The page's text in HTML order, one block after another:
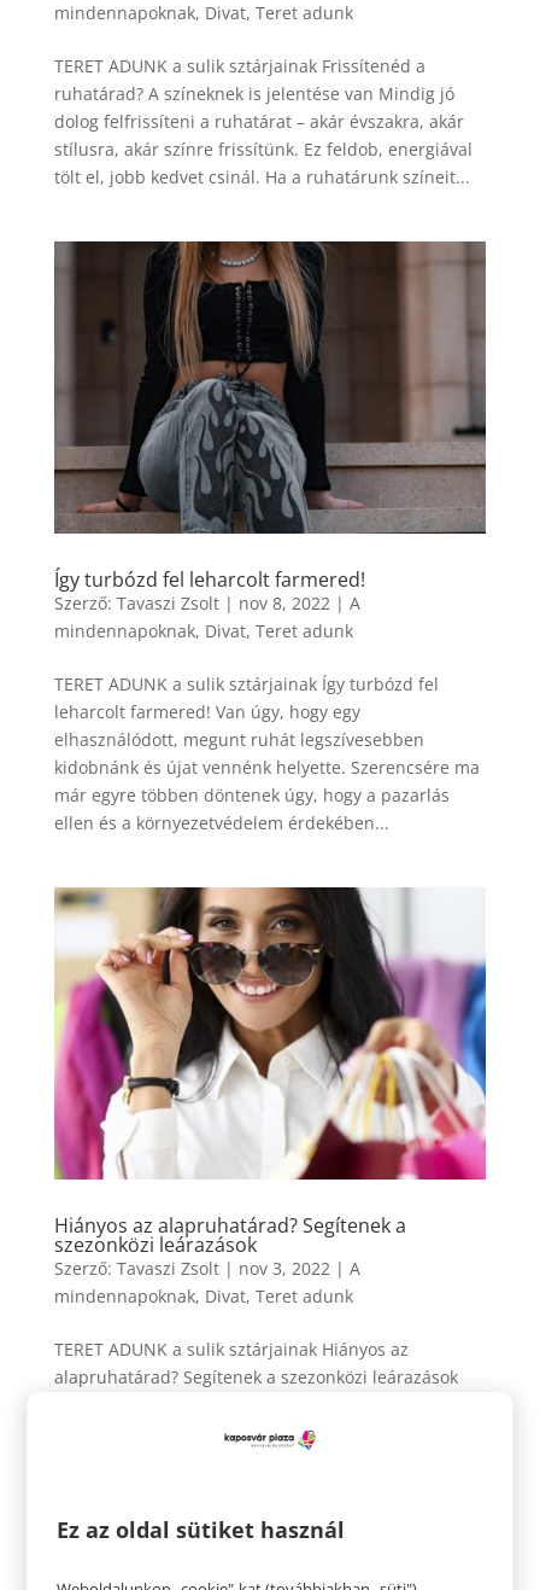
mindennapoknak, Divat, Teret adunk
TERET ADUNK a sulik sztárjainak Frissítenéd a
ruhatárad? A színeknek is jelentése van Mindig jó
dolog felfrissíteni a ruhatárat – akár évszakra, akár
stílusra, akár színre frissítünk. Ez feldob, energiával
tölt el, jobb kedvet csinál. Ha a ruhatárunk színeit...
Így turbózd fel leharcolt farmered!
Szerző: Tavaszi Zsolt| nov 8, 2022| A
mindennapoknak, Divat, Teret adunk
TERET ADUNK a sulik sztárjainak Így turbózd fel
leharcolt farmered! Van úgy, hogy egy
elhasználódott, megunt ruhát legszívesebben
kidobnánk és újat vennénk helyette. Szerencsére ma
már egyre többen döntenek úgy, hogy a pazarlás
ellen és a környezetvédelem érdekében...
Hiányos az alapruhatárad? Segítenek a
szezonközi leárazások
Szerző: Tavaszi Zsolt| nov 3, 2022| A
mindennapoknak, Divat, Teret adunk
TERET ADUNK a sulik sztárjainak Hiányos az
alapruhatárad? Segítenek a szezonközi leárazások
kötni, ez nem is kérdés. A szezonközi leárazások, és a
Ez az oldal sütiket használ